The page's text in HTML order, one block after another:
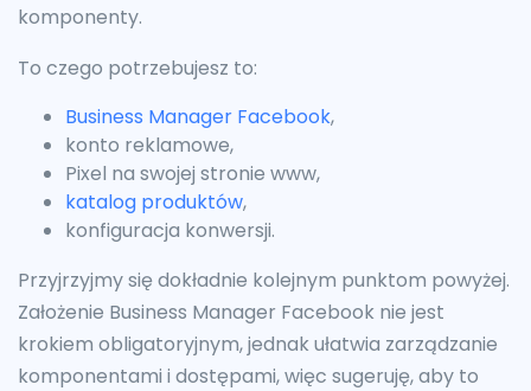
komponenty.
To czego potrzebujesz to:
Business Manager Facebook,
konto reklamowe,
Pixel na swojej stronie www,
katalog produktów,
konfiguracja konwersji.
Przyjrzyjmy się dokładnie kolejnym punktom powyżej.
Założenie Business Manager Facebook nie jest
krokiem obligatoryjnym, jednak ułatwia zarządzanie
komponentami i dostępami, więc sugeruję, aby to